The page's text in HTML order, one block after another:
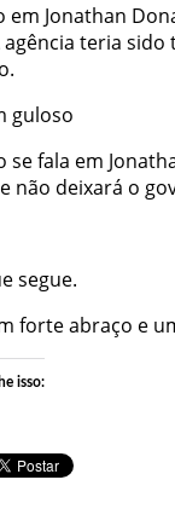
em Jonathan
agência teria
guloso
se fala em
não deixará o
segue.
forte abraço e
isso: